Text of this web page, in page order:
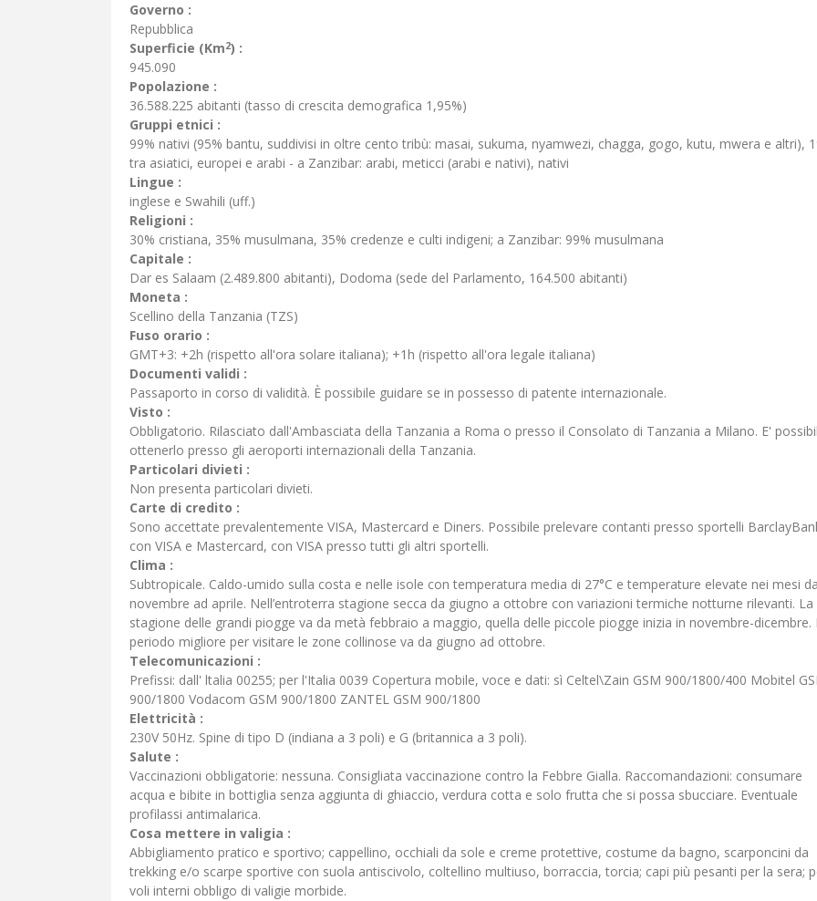
Governo :
Repubblica
Superficie (Km2) :
945.090
Popolazione :
36.588.225 abitanti (tasso di crescita demografica 1,95%)
Gruppi etnici :
99% nativi (95% bantu, suddivisi in oltre cento tribù: masai, sukuma, nyamwezi, chagga, gogo, kutu, mwera e altri),
tra asiatici, europei e arabi - a Zanzibar: arabi, meticci (arabi e nativi), nativi
Lingue :
inglese e Swahili (uff.)
Religioni :
30% cristiana, 35% musulmana, 35% credenze e culti indigeni; a Zanzibar: 99% musulmana
Capitale :
Dar es Salaam (2.489.800 abitanti), Dodoma (sede del Parlamento, 164.500 abitanti)
Moneta :
Scellino della Tanzania (TZS)
Fuso orario :
GMT+3: +2h (rispetto all'ora solare italiana); +1h (rispetto all'ora legale italiana)
Documenti validi :
Passaporto in corso di validità. È possibile guidare se in possesso di patente internazionale.
Visto :
Obbligatorio. Rilasciato dall'Ambasciata della Tanzania a Roma o presso il Consolato di Tanzania a Milano. E'
ottenerlo presso gli aeroporti internazionali della Tanzania.
Particolari divieti :
Non presenta particolari divieti.
Carte di credito :
Sono accettate prevalentemente VISA, Mastercard e Diners. Possibile prelevare contanti presso sportelli
con VISA e Mastercard, con VISA presso tutti gli altri sportelli.
Clima :
Subtropicale. Caldo-umido sulla costa e nelle isole con temperatura media di 27°C e temperature elevate nei mesi
novembre ad aprile. Nell’entroterra stagione secca da giugno a ottobre con variazioni termiche notturne rilevanti. La
stagione delle grandi piogge va da metà febbraio a maggio, quella delle piccole piogge inizia in novembre-dicembre.
periodo migliore per visitare le zone collinose va da giugno ad ottobre.
Telecomunicazioni :
Prefissi: dall' ltalia 00255; per l'Italia 0039 Copertura mobile, voce e dati: sì Celtel\Zain GSM 900/1800/400 Mobitel
900/1800 Vodacom GSM 900/1800 ZANTEL GSM 900/1800
Elettricità :
230V 50Hz. Spine di tipo D (indiana a 3 poli) e G (britannica a 3 poli).
Salute :
Vaccinazioni obbligatorie: nessuna. Consigliata vaccinazione contro la Febbre Gialla. Raccomandazioni: consumare
acqua e bibite in bottiglia senza aggiunta di ghiaccio, verdura cotta e solo frutta che si possa sbucciare. Eventuale
profilassi antimalarica.
Cosa mettere in valigia :
Abbigliamento pratico e sportivo; cappellino, occhiali da sole e creme protettive, costume da bagno, scarponcini da
trekking e/o scarpe sportive con suola antiscivolo, coltellino multiuso, borraccia, torcia; capi più pesanti per la sera;
voli interni obbligo di valigie morbide.